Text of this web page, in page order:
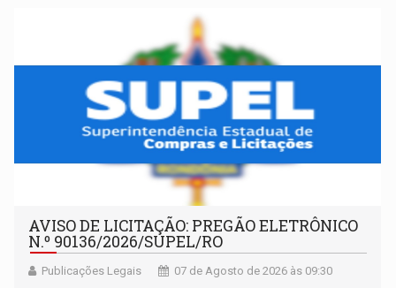
AVISO DE LICITAÇÃO: PREGÃO ELETRÔNICO
N.º 90136/2026/SUPEL/RO
Publicações Legais 07 de Agosto de 2026 às 09:30